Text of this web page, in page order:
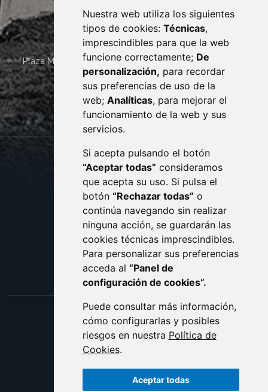
Nuestra web utiliza los siguientes
tipos de cookies: Técnicas,
imprescindibles para que la web
funcione correctamente; De
personalización, para recordar
sus preferencias de uso de la
web; Analíticas, para mejorar el
funcionamiento de la web y sus
servicios.
Si acepta pulsando el botón
“Aceptar todas” consideramos
que acepta su uso. Si pulsa el
botón “Rechazar todas” o
continúa navegando sin realizar
ninguna acción, se guardarán las
cookies técnicas imprescindibles.
Para personalizar sus preferencias
acceda al “Panel de
configuración de cookies”.
Puede consultar más información,
cómo configurarlas y posibles
riesgos en nuestra Política de
Cookies.
Aceptar todas
Plaza Mayor 4 22400 MONZÓN - ARAGÓN (ESPAÑA)
· (34) 974 400 700 ·
sac@monzon.es
monzon.es
CONTACTO
AVISO LEGAL
PROTECCIÓN DE DATOS
POLÍTICA DE COOKIES
ACCESIBILIDAD
ENLACE EXTERNO AL